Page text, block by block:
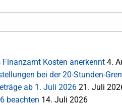
Kosten anerkennt 4.
bei der 20-Stunden-
ab 1. Juli 2026 21. Juli
beachten 14. Juli 2026